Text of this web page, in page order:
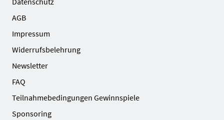
AGB
Impressum
Widerrufsbelehrung
Newsletter
FAQ
Teilnahmebedingungen Gewinnspiele
Sponsoring